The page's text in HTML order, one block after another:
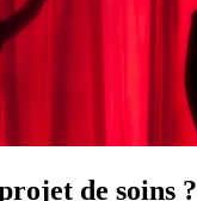
de soins ?